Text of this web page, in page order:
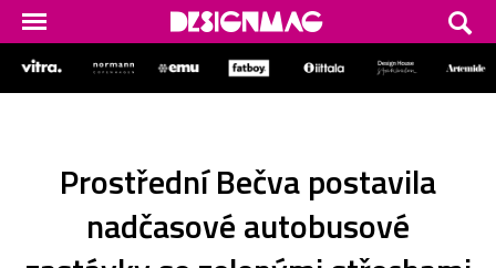
Prostřední Bečva postavila
nadčasové autobusové